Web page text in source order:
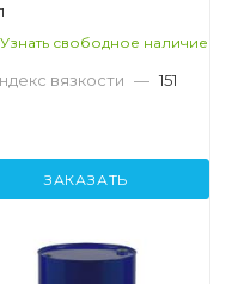
Узнать свободное наличие
вязкости — 151
ЗАКАЗАТЬ